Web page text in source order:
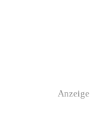
Anzeige